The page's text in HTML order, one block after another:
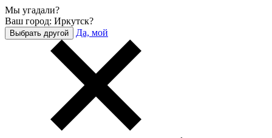
Мы угадали?
Ваш город: Иркутск?
Выбрать другой Да, мой